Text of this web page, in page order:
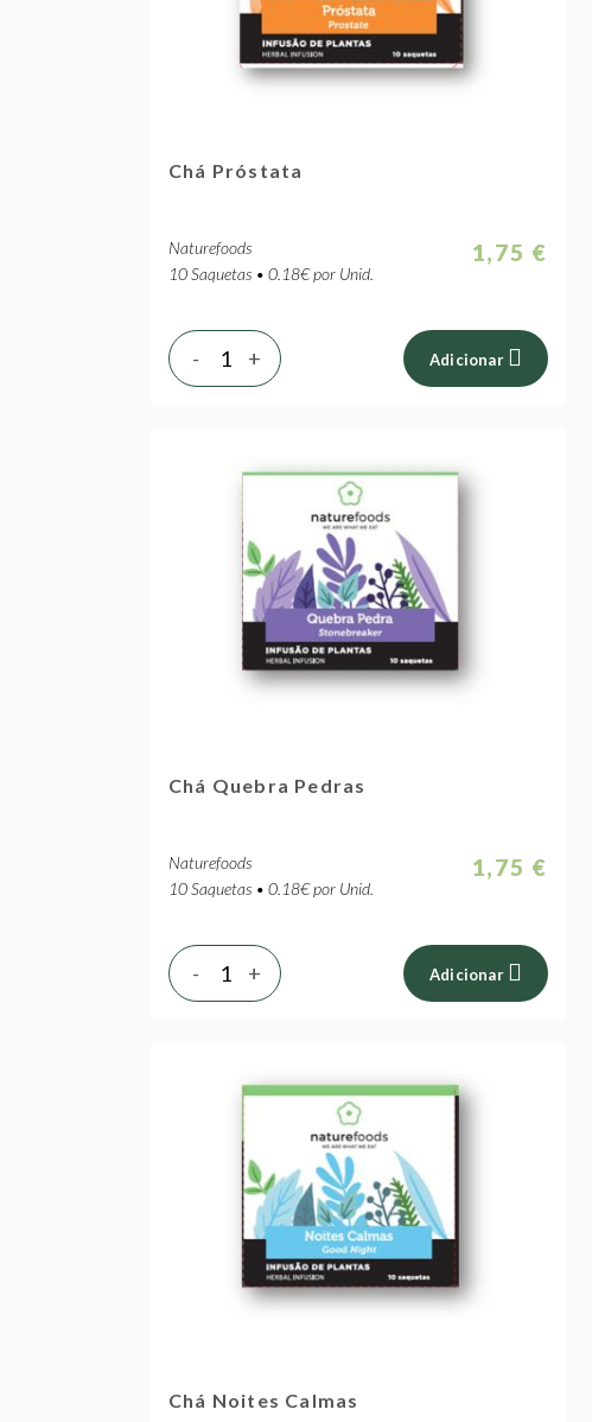
Chá Próstata
Naturefoods
10 Saquetas • 0.18€ por Unid.
1,75 €
+
- Adicionar
Chá Quebra Pedras
Naturefoods
10 Saquetas • 0.18€ por Unid.
1,75 €
+
- Adicionar
Chá Noites Calmas